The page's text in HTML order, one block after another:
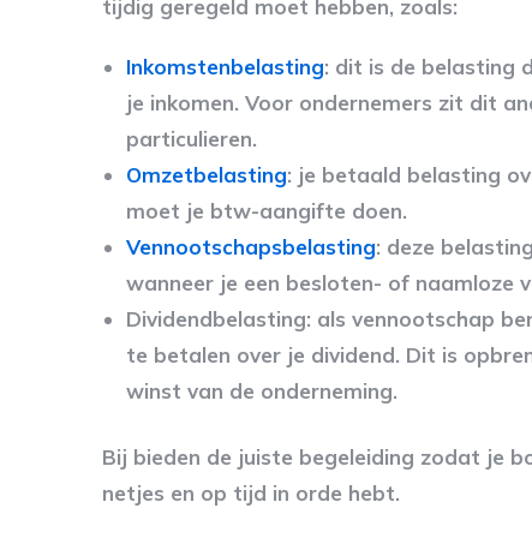
tijdig geregeld moet hebben, zoals:
Inkomstenbelasting: dit is de belasting
je inkomen. Voor ondernemers zit dit
particulieren.
Omzetbelasting: je betaald belasting
moet je btw-aangifte doen.
Vennootschapsbelasting: deze
wanneer je een besloten- of naamloze
Dividendbelasting: als vennootschap
te betalen over je dividend. Dit is
winst van de onderneming.
Bij bieden de juiste begeleiding zodat je
netjes en op tijd in orde hebt.